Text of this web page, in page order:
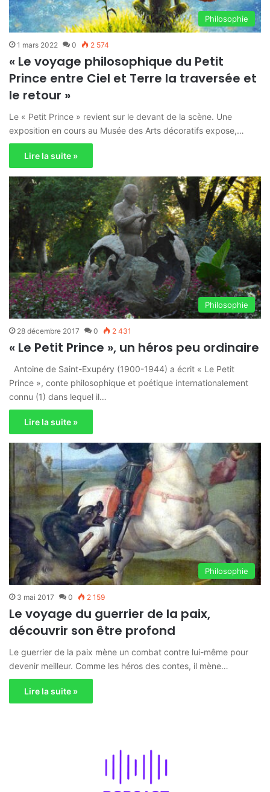
Philosophie
1 mars 2022 0 2 574
« Le voyage philosophique du Petit
Prince entre Ciel et Terre la traversée et
le retour »
Le « Petit Prince » revient sur le devant de la scène. Une
exposition en cours au Musée des Arts décoratifs expose,…
Lire la suite »
Philosophie
28 décembre 2017 0 2 431
« Le Petit Prince », un héros peu ordinaire
Antoine de Saint-Exupéry (1900-1944) a écrit « Le Petit
Prince », conte philosophique et poétique internationalement
connu (1) dans lequel il…
Lire la suite »
Philosophie
3 mai 2017 0 2 159
Le voyage du guerrier de la paix,
découvrir son être profond
Le guerrier de la paix mène un combat contre lui-même pour
devenir meilleur. Comme les héros des contes, il mène…
Lire la suite »